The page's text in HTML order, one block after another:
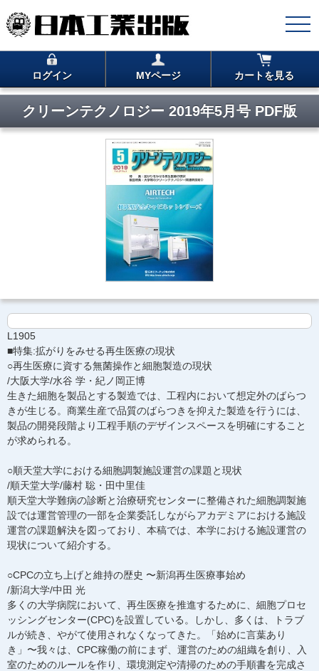
ログイン MYページ カートを見る
クリーンテクノロジー 2019年5月号 PDF版
L1905
■特集:拡がりをみせる再生医療の現状
○再生医療に資する無菌操作と細胞製造の現状
/大阪大学/水谷 学・紀ノ岡正博
生きた細胞を製品とする製造では、工程内において想定外のばらつ
きが生じる。商業生産で品質のばらつきを抑えた製造を行うには、
製品の開発段階より工程手順のデザインスペースを明確にすること
が求められる。
○順天堂大学における細胞調製施設運営の課題と現状
/順天堂大学/藤村 聡・田中里佳
順天堂大学難病の診断と治療研究センターに整備された細胞調製施
設では運営管理の一部を企業委託しながらアカデミアにおける施設
運営の課題解決を図っており、本稿では、本学における施設運営の
現状について紹介する。
○CPCの立ち上げと維持の歴史 〜新潟再生医療事始め
/新潟大学/中田 光
多くの大学病院において、再生医療を推進するために、細胞プロセ
ッシングセンター(CPC)を設置している。しかし、多くは、トラブ
ルが続き、やがて使用されなくなってきた。「始めに言葉あり
き」〜我々は、CPC稼働の前にまず、運営のための組織を創り、入
室のためのルールを作り、環境測定や清掃のための手順書を完成さ